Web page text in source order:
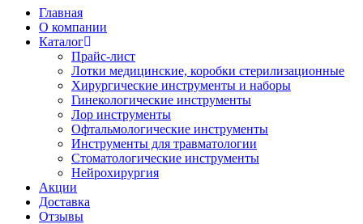
Главная
О компании
Каталог
Прайс-лист
Лотки медицинские, коробки стерилизационные
Хирургические инструменты и наборы
Гинекологические инструменты
Лор инструменты
Офтальмологические инструменты
Инструменты для травматологии
Стоматологические инструменты
Нейрохирургия
Акции
Доставка
Отзывы